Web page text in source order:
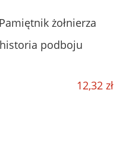
żołnierza
podboju
12,32 zł